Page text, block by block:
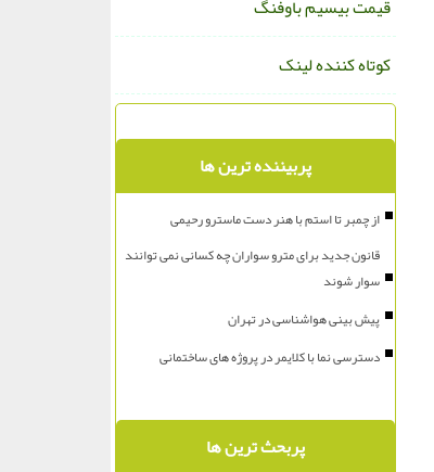
قیمت بیسیم باوفنگ
کوتاه کننده لینک
پربیننده ترین ها
از چمبر تا استم با هنر دست ماسترو رحیمی
قانون جدید برای مترو سواران چه کسانی نمی توانند
سوار شوند
پیش بینی هواشناسی در تهران
دسترسی نما با کلایمر در پروژه های ساختمانی
پربحث ترین ها